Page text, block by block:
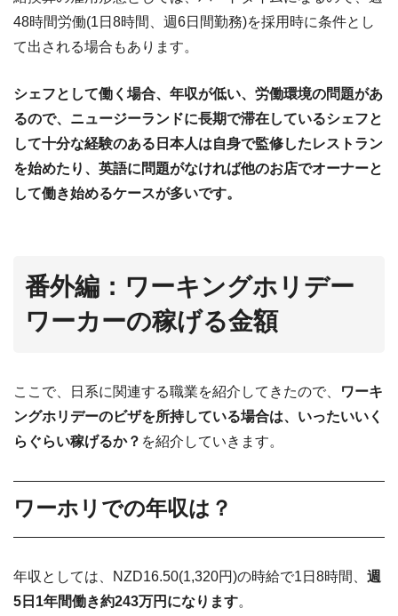
48時間労働(1日8時間、週6日間勤務)を採用時に条件とし
て出される場合もあります。
シェフとして働く場合、年収が低い、労働環境の問題があ
るので、ニュージーランドに長期で滞在しているシェフと
して十分な経験のある日本人は自身で監修したレストラン
を始めたり、英語に問題がなければ他のお店でオーナーと
して働き始めるケースが多いです。
番外編：ワーキングホリデー
ワーカーの稼げる金額
ここで、日系に関連する職業を紹介してきたので、
ワーキ
ングホリデーのビザを所持している場合は、いったいいく
らぐらい稼げるか？ を紹介していきます。
ワーホリでの年収は？
年収としては、NZD16.50(1,320円)の時給で1日8時間、 週
5日1年間働き約243万円になります。